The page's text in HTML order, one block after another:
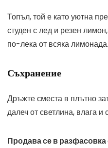
Топъл, той е като уютна
студен с лед и резен
по-лека от всяка лимонада.
Съхранение
Дръжте сместа в плътно
далеч от светлина, влага
Продава се в разфасовка